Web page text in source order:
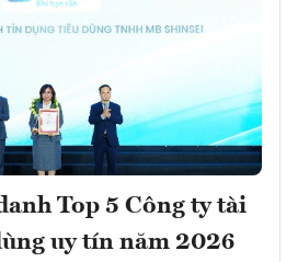
Top 5 Công ty tài
uy tín năm 2026